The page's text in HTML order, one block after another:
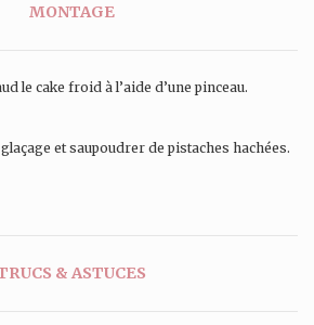
MONTAGE
le cake froid à l’aide d’une pinceau.
et saupoudrer de pistaches hachées.
& ASTUCES